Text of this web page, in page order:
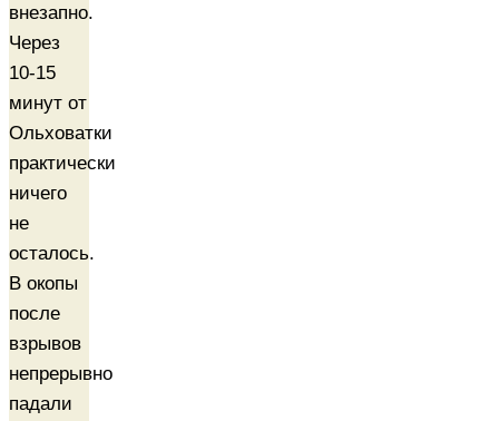
внезапно.
Через
10-15
минут от
Ольховатки
практически
ничего
не
осталось.
В окопы
после
взрывов
непрерывно
падали